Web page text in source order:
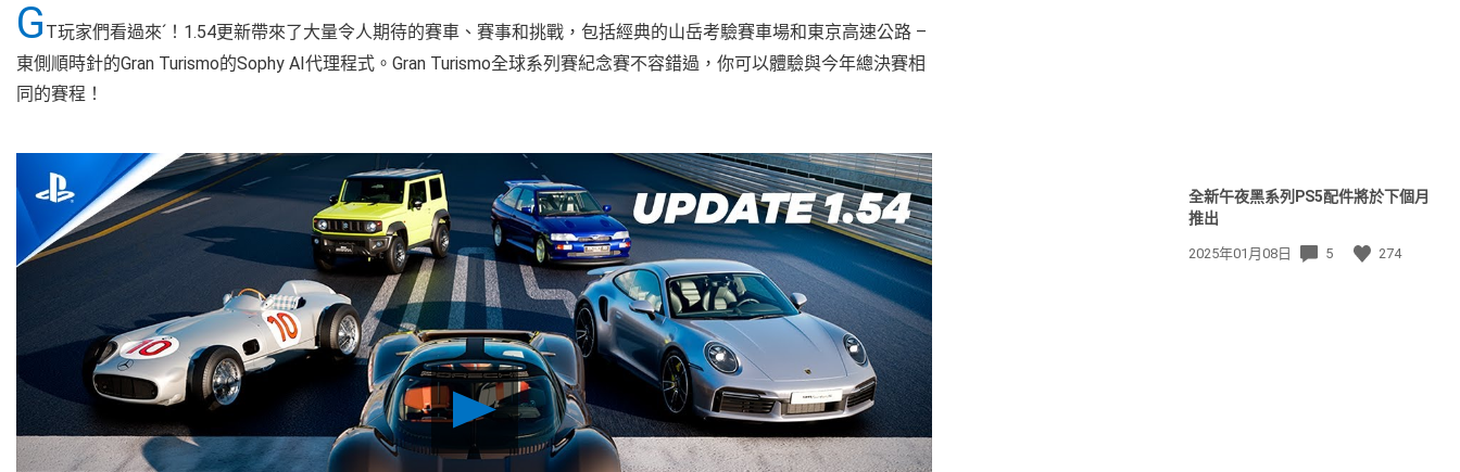
G T玩家們看過來ˊ！1.54更新帶來了大量令人期待的賽車、賽事和挑戰，包括經典的山岳考驗賽車場和東京高速公路 –
東側順時針的Gran Turismo的Sophy AI代理程式。Gran Turismo全球系列賽紀念賽不容錯過，你可以體驗與今年總決賽相
同的賽程！
Play
Video
全新午夜黑系列PS5配件將於下個月
推出
發
2025年01月08日 5 274